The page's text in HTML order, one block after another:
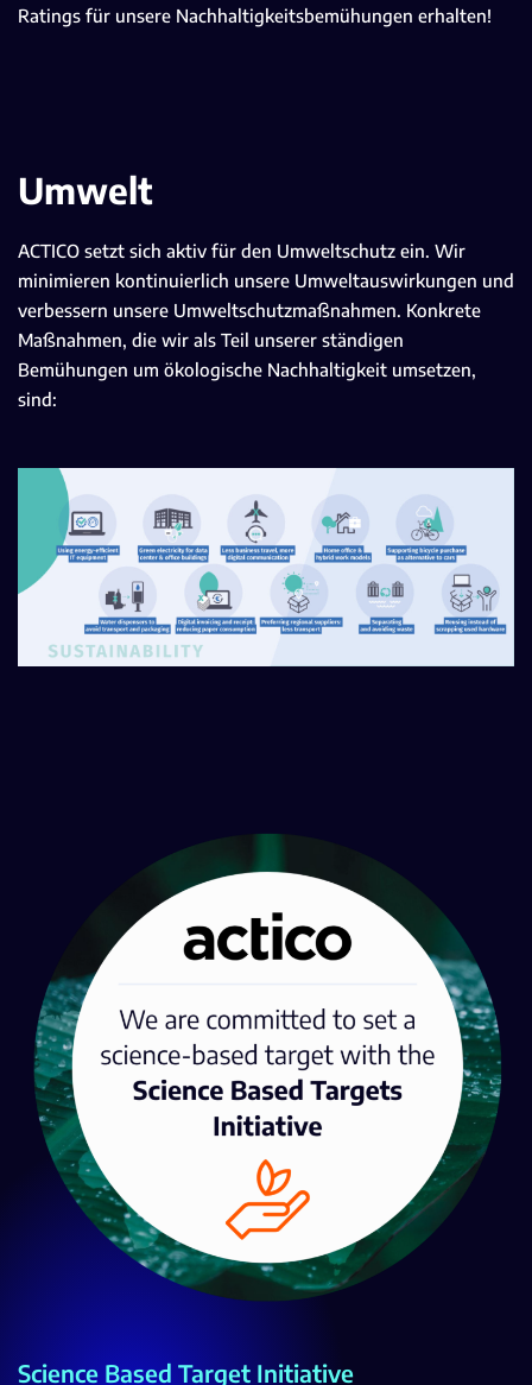
Ratings für unsere Nachhaltigkeitsbemühungen erhalten!
Umwelt
ACTICO setzt sich aktiv für den Umweltschutz ein. Wir
minimieren kontinuierlich unsere Umweltauswirkungen und
verbessern unsere Umweltschutzmaßnahmen. Konkrete
Maßnahmen, die wir als Teil unserer ständigen
Bemühungen um ökologische Nachhaltigkeit umsetzen,
sind:
Science Based Target Initiative